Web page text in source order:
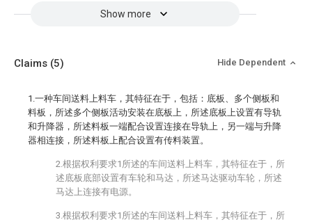
Show more
Claims (5) Hide Dependent
1.一种车间送料上料车，其特征在于，包括：底板、多个侧板和
料板，所述多个侧板活动安装在底板上，所述底板上设置有导轨
和升降器，所述料板一端配合设置连接在导轨上，另一端与升降
器相连接，所述料板上配合设置有传料装置。
2.根据权利要求1所述的车间送料上料车，其特征在于，所
述底板底部设置有车轮和马达，所述马达驱动车轮，所述
马达上连接有电源。
3.根据权利要求1所述的车间送料上料车，其特征在于，所